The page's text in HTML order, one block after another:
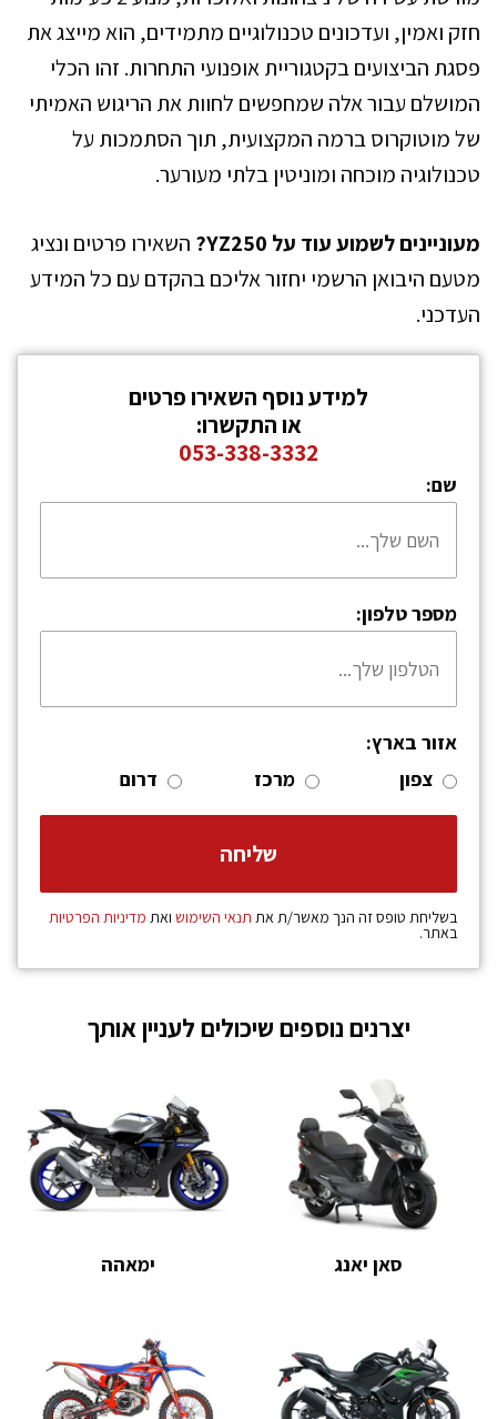
חזק ואמין, ועדכונים טכנולוגיים מתמידים, הוא מייצג את
פסגת הביצועים בקטגוריית אופנועי התחרות. זהו הכלי
המושלם עבור אלה שמחפשים לחוות את הריגוש האמיתי
של מוטוקרוס ברמה המקצועית, תוך הסתמכות על
טכנולוגיה מוכחה ומוניטין בלתי מעורער.
מעוניינים לשמוע עוד על YZ250?
השאירו פרטים ונציג
מטעם היבואן הרשמי יחזור אליכם בהקדם עם כל המידע
העדכני.
למידע נוסף השאירו פרטים
או התקשרו:
053-338-3332
שם:
מספר טלפון:
אזור בארץ:
צפון
מרכז דרום
בשליחת טופס זה הנך מאשר/ת את תנאי השימוש ואת מדיניות הפרטיות
באתר.
יצרנים נוספים שיכולים לעניין אותך
סאן יאנג ימאהה